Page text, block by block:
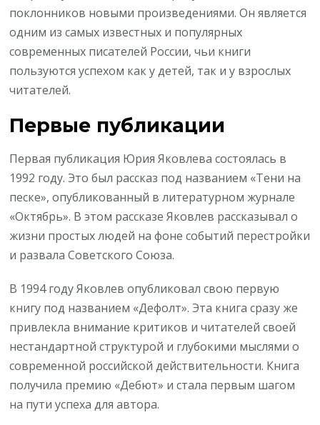
поклонников новыми произведениями. Он является
одним из самых известных и популярных
современных писателей России, чьи книги
пользуются успехом как у детей, так и у взрослых
читателей.
Первые публикации
Первая публикация Юрия Яковлева состоялась в
1992 году. Это был рассказ под названием «Тени на
песке», опубликованный в литературном журнале
«Октябрь». В этом рассказе Яковлев рассказывал о
жизни простых людей на фоне событий перестройки
и развала Советского Союза.
В 1994 году Яковлев опубликовал свою первую
книгу под названием «Дефолт». Эта книга сразу же
привлекла внимание критиков и читателей своей
нестандартной структурой и глубокими мыслями о
современной российской действительности. Книга
получила премию «Дебют» и стала первым шагом
на пути успеха для автора.